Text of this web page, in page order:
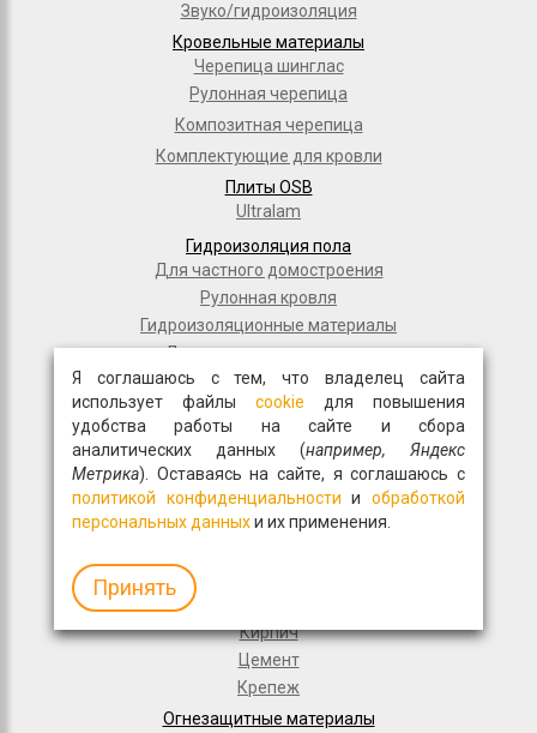
Звуко/гидроизоляция
Кровельные материалы
Черепица шинглас
Рулонная черепица
Композитная черепица
Комплектующие для кровли
Плиты OSB
Ultralam
Гидроизоляция пола
Для частного домостроения
Рулонная кровля
Гидроизоляционные материалы
Дорожное строительство
Полимерные мембраны
Мастики и праймеры
Общестрой
Фасадная плитка
Перемычки
Монтажные пены
Древесно-волокнистые материалы
Кирпич
Цемент
Крепеж
Огнезащитные материалы
Я соглашаюсь с тем, что владелец сайта
использует файлы cookie для повышения
удобства работы на сайте и сбора
аналитических данных (например, Яндекс
Метрика). Оставаясь на сайте, я соглашаюсь с
политикой конфиденциальности иобработкой
персональных данныхи их применения.
Принять